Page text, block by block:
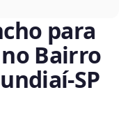
para
Bairro